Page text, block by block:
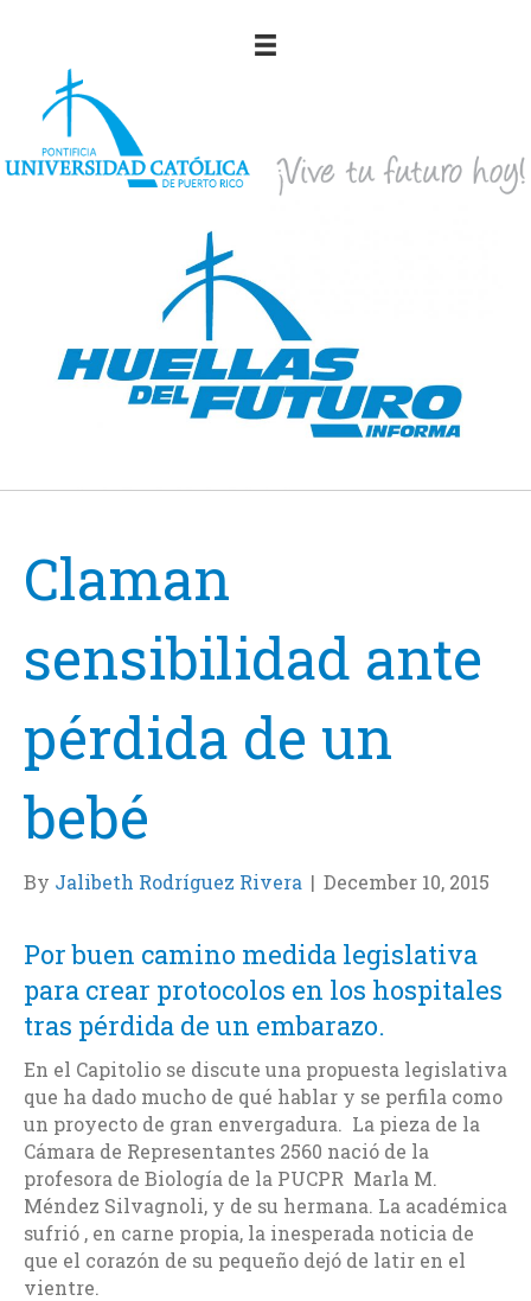
Claman
sensibilidad ante
pérdida de un
bebé
By Jalibeth Rodríguez Rivera | December 10, 2015
Por buen camino medida legislativa
para crear protocolos en los hospitales
tras pérdida de un embarazo.
En el Capitolio se discute una propuesta legislativa
que ha dado mucho de qué hablar y se perfila como
un proyecto de gran envergadura. La pieza de la
Cámara de Representantes 2560 nació de la
profesora de Biología de la PUCPR Marla M.
Méndez Silvagnoli, y de su hermana. La académica
sufrió , en carne propia, la inesperada noticia de
que el corazón de su pequeño dejó de latir en el
vientre.